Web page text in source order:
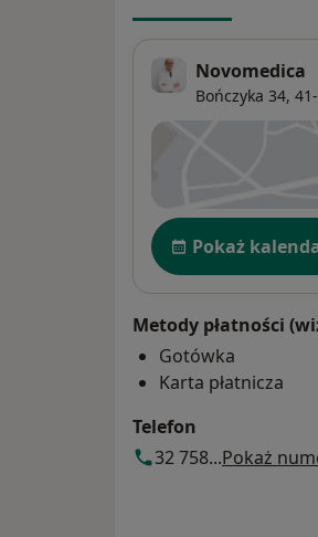
Novomedica
Bończyka 34,
Dostępność
Pokaż
Metody płatności
Gotówka
Karta płatnicza
Telefon
32 758...Pokaż